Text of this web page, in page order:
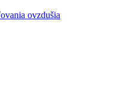
ovzdušia